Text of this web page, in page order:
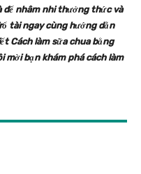
để nhâm nhi thưởng thức và
tài ngay cùng hướng dẫn
Cách làm sữa chua bằng
mời bạn khám phá cách làm